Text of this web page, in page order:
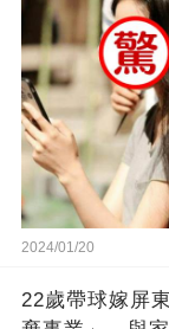
2024/01/20
22歲帶球嫁屏